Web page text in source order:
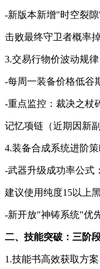
-新版本新增"时空裂
击败最终守卫者概率
3.交易行物价波动规律
-每周一装备价格低谷
-重点监控：裁决之杖
记忆项链（近期因新
4.装备合成系统进阶
-武器升级成功率公式
建议使用纯度15以上
-新开放"神铸系统"优
二、技能突破：三阶
1.技能书高效获取方案